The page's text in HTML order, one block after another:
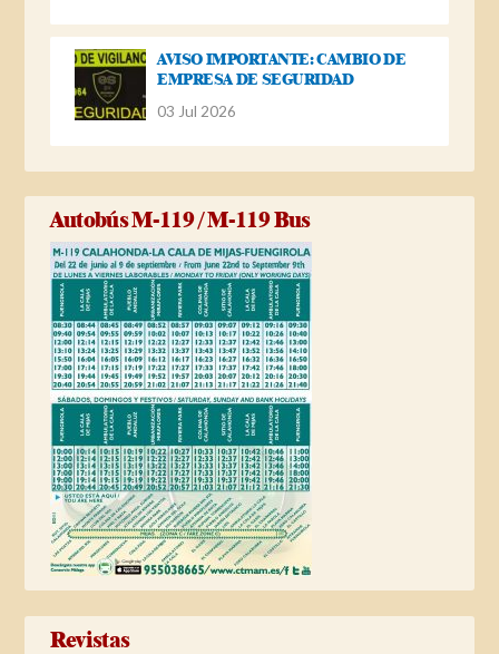
AVISO IMPORTANTE: CAMBIO DE
EMPRESA DE SEGURIDAD
03 Jul 2026
Autobús M-119 / M-119 Bus
Revistas